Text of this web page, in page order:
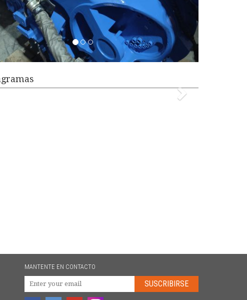
MANTENTE EN CONTACTO
SUSCRIBIRSE